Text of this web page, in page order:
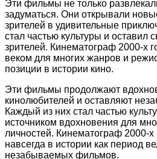
Эти фильмы не только
задуматься. Они открывали
зрителей в удивительные
стал частью культуры и оставил
зрителей. Кинематограф 2000-х
веком для многих жанров и
позиции в истории кино.
Эти фильмы продолжают
кинолюбителей и оставляют
Каждый из них стал частью
источником вдохновения для
личностей. Кинематограф 2000-х
навсегда в истории как период
незабываемых фильмов.